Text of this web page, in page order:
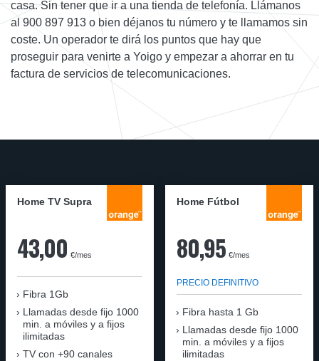
casa. Sin tener que ir a una tienda de telefonía. Llámanos
al 900 897 913 o bien déjanos tu número y te llamamos sin
coste. Un operador te dirá los puntos que hay que
proseguir para venirte a Yoigo y empezar a ahorrar en tu
factura de servicios de telecomunicaciones.
Home TV Supra
43,00 €/mes
Fibra 1Gb
Llamadas desde fijo 1000
min. a móviles y a fijos
ilimitadas
TV con +90 canales
Home Fútbol
80,95 €/mes
PRECIO DEFINITIVO
Fibra hasta 1 Gb
Llamadas desde fijo 1000
min. a móviles y a fijos
ilimitadas